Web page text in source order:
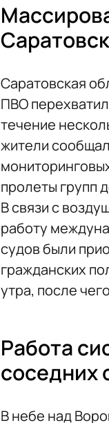
Саратовская
ПВО
течение
жители
пролеты групп
В связи с
работу
судов были
гражданских
утра, после
Работа
соседних
В небе над